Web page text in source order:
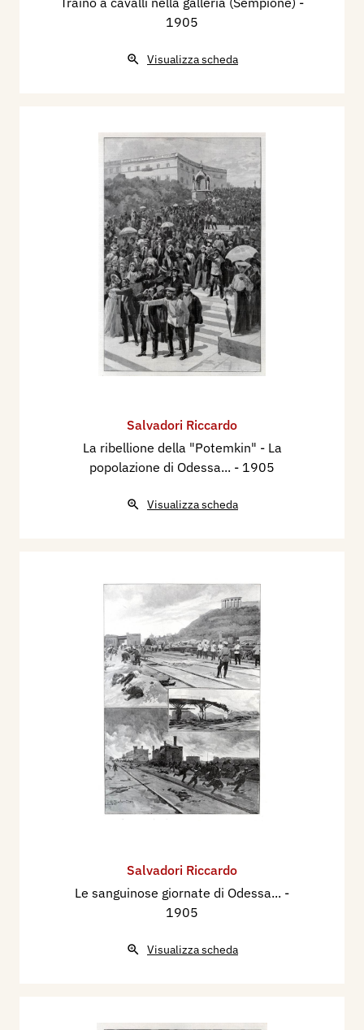
1905
Visualizza scheda
Salvadori Riccardo
La ribellione della "Potemkin" - La
popolazione di Odessa... - 1905
Visualizza scheda
Salvadori Riccardo
Le sanguinose giornate di Odessa... -
1905
Visualizza scheda